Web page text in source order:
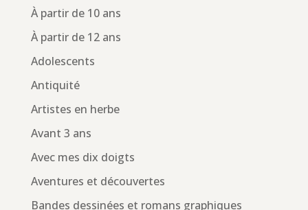
À partir de 10 ans
À partir de 12 ans
Adolescents
Antiquité
Artistes en herbe
Avant 3 ans
Avec mes dix doigts
Aventures et découvertes
Bandes dessinées et romans graphiques